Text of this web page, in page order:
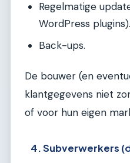
Regelmatige
WordPress plugins).
Back-ups.
De bouwer (en
klantgegevens niet
of voor hun eigen
4. Subverwerkers